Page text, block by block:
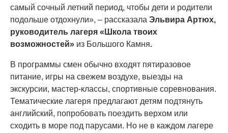
самый сочный летний период, чтобы дети и родители
подольше отдохнули», – рассказала Эльвира Артюх,
руководитель лагеря «Школа твоих
возможностей» из Большого Камня.
В программы смен обычно входят пятиразовое
питание, игры на свежем воздухе, выезды на
экскурсии, мастер-классы, спортивные соревнования.
Тематические лагеря предлагают детям подтянуть
английский, попробовать поездить верхом или
сходить в море под парусами. Но не в каждом лагере